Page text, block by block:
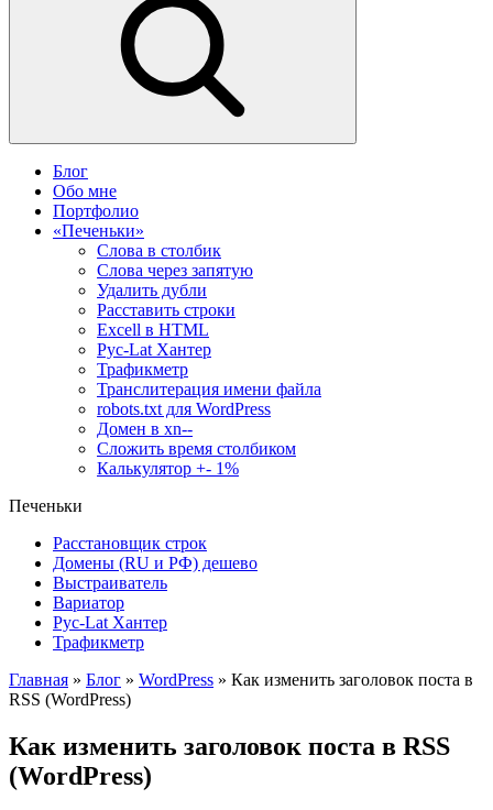
Блог
Обо мне
Портфолио
«Печеньки»
Слова в столбик
Слова через запятую
Удалить дубли
Расставить строки
Excell в HTML
Рус-Lat Хантер
Трафикметр
Транслитерация имени файла
robots.txt для WordPress
Домен в xn--
Сложить время столбиком
Калькулятор +- 1%
Печеньки
Расстановщик строк
Домены (RU и РФ) дешево
Выстраиватель
Вариатор
Рус-Lat Хантер
Трафикметр
Главная » Блог » WordPress » Как изменить заголовок поста в
RSS (WordPress)
Как изменить заголовок поста в RSS
(WordPress)